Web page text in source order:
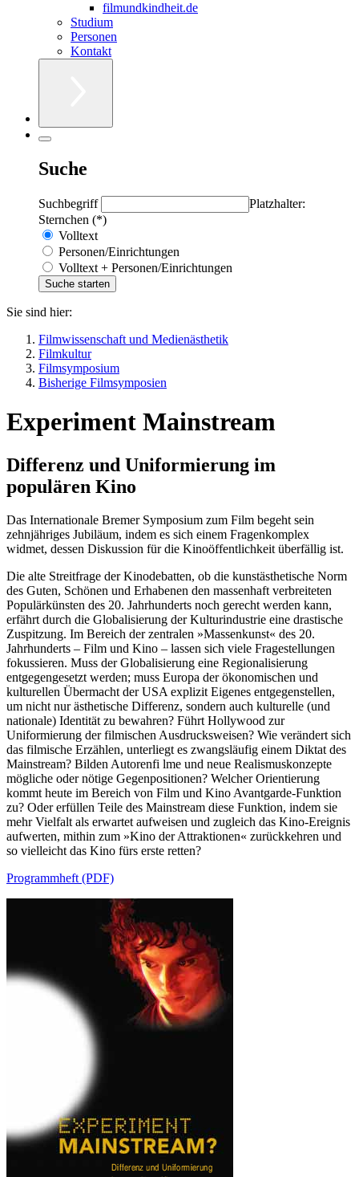
filmundkindheit.de
Studium
Personen
Kontakt
Suche
Suchbegriff
Platzhalter:
Sternchen (*)
Volltext
Personen/Einrichtungen
Volltext + Personen/Einrichtungen
Sie sind hier:
Filmwissenschaft und Medienästhetik
Filmkultur
Filmsymposium
Bisherige Filmsymposien
Experiment Mainstream
Differenz und Uniformierung im
populären Kino
Das Internationale Bremer Symposium zum Film begeht sein
zehnjähriges Jubiläum, indem es sich einem Fragenkomplex
widmet, dessen Diskussion für die Kinoöffentlichkeit überfällig ist.
Die alte Streitfrage der Kinodebatten, ob die kunstästhetische Norm
des Guten, Schönen und Erhabenen den massenhaft verbreiteten
Populärkünsten des 20. Jahrhunderts noch gerecht werden kann,
erfährt durch die Globalisierung der Kulturindustrie eine drastische
Zuspitzung. Im Bereich der zentralen »Massenkunst« des 20.
Jahrhunderts – Film und Kino – lassen sich viele Fragestellungen
fokussieren. Muss der Globalisierung eine Regionalisierung
entgegengesetzt werden; muss Europa der ökonomischen und
kulturellen Übermacht der USA explizit Eigenes entgegenstellen,
um nicht nur ästhetische Differenz, sondern auch kulturelle (und
nationale) Identität zu bewahren? Führt Hollywood zur
Uniformierung der filmischen Ausdrucksweisen? Wie verändert sich
das filmische Erzählen, unterliegt es zwangsläufig einem Diktat des
Mainstream? Bilden Autorenfi lme und neue Realismuskonzepte
mögliche oder nötige Gegenpositionen? Welcher Orientierung
kommt heute im Bereich von Film und Kino Avantgarde-Funktion
zu? Oder erfüllen Teile des Mainstream diese Funktion, indem sie
mehr Vielfalt als erwartet aufweisen und zugleich das Kino-Ereignis
aufwerten, mithin zum »Kino der Attraktionen« zurückkehren und
so vielleicht das Kino fürs erste retten?
Programmheft (PDF)